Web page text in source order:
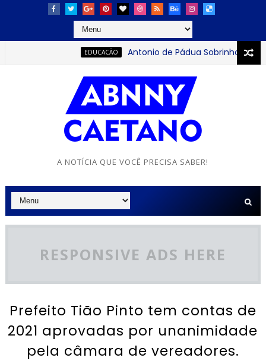
Antonio de Pádua Sobrinho: o jovem
A NOTÍCIA QUE VOCÊ PRECISA SABER!
RESPONSIVE ADS HERE
Prefeito Tião Pinto tem contas de
2021 aprovadas por unanimidade
pela câmara de vereadores.